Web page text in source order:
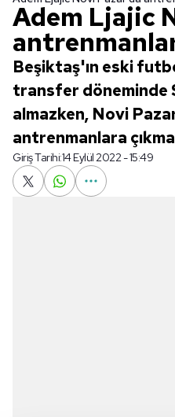
Adem Ljajic
Beşiktaş'ın eski
transfer
almazken, Novi
antrenmanlara
Giriş Tarihi:14 Eylül 2022 - 15:49